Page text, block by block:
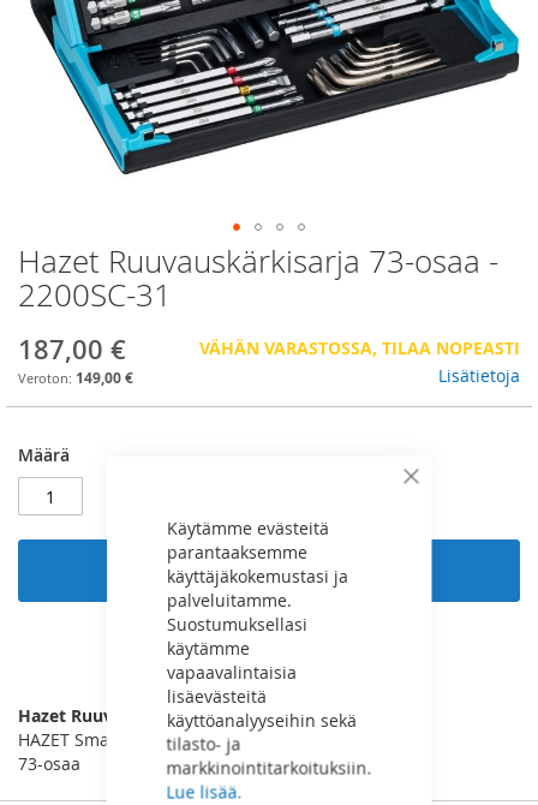
Sulje
Käytämme evästeitä
parantaaksemme
käyttäjäkokemustasi ja
palveluitamme.
Suostumuksellasi
käytämme
vapaavalintaisia
lisäevästeitä
käyttöanalyyseihin sekä
tilasto- ja
markkinointitarkoituksiin.
Lue lisää.
Skip
to
the
of
the
Hazet Ruuvauskärkisarja 73-osaa -
2200SC-31
187,00 €
149,00 €
VÄHÄN VARASTOSSA, TILAA NOPEASTI
Lisätietoja
Määrä
Lisää ostoskoriin
LISÄÄ VERTAILUUN
Hazet Ruuvauskärkisarja 1/4"
HAZET SmartCase – be smart – In any case
73-osaa